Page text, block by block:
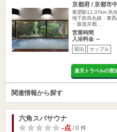
京都府 / 京都市
黄檗駅11.37km 烏
地下鉄烏丸線・東
・阪急京都…
営業時間
入浴料金 ～
宿泊 カップル
楽天トラベルの宿
関連情報から探す
六角スパサウナ
-点/ 0 件